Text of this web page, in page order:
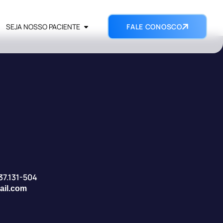
SEJA NOSSO PACIENTE FALE CONOSCO
504